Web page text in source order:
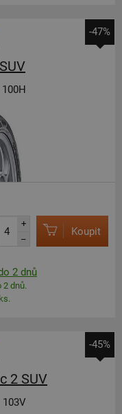
-47%
100H
+
–
Koupit
2 dnů
2 dnů.
-45%
2 SUV
103V